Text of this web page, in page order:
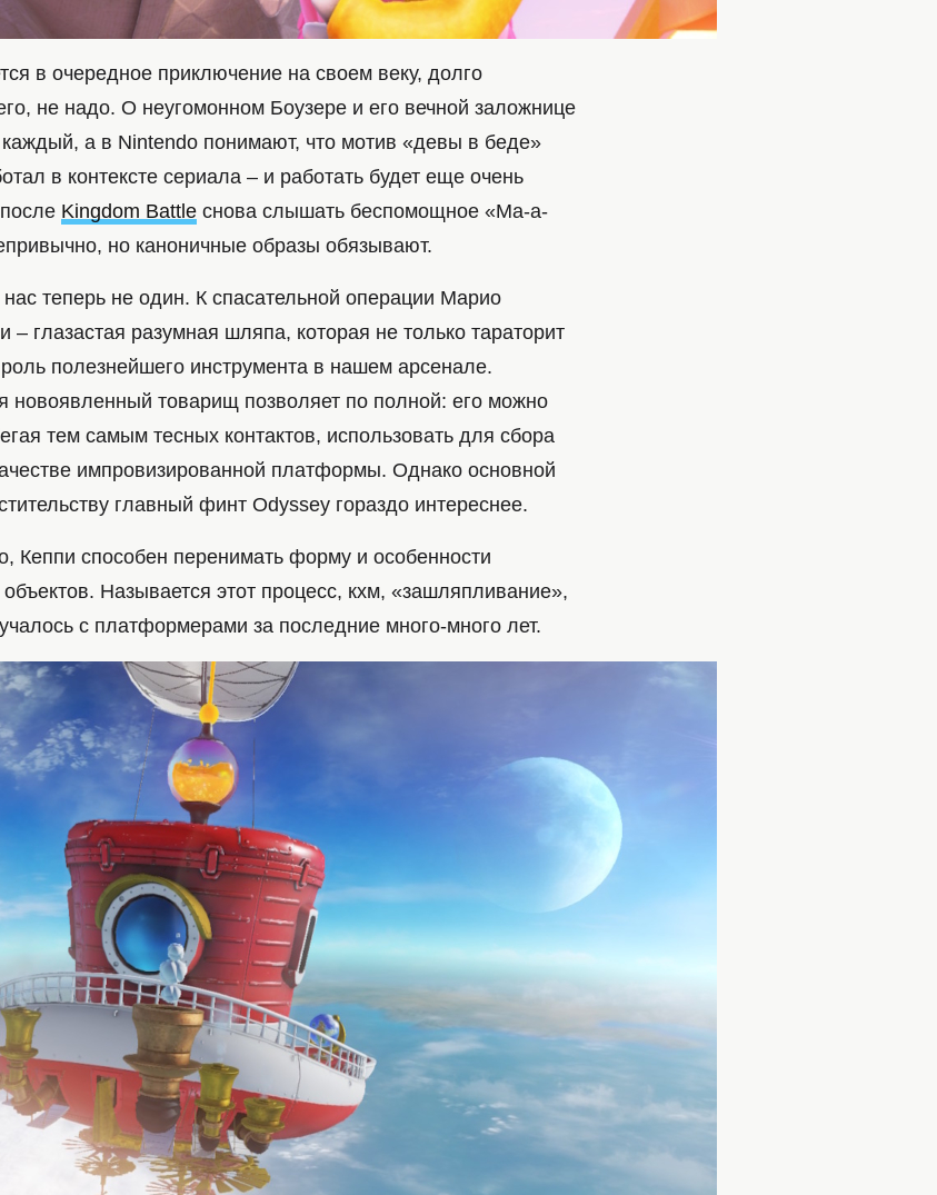
в очередное приключение на своем веку, долго
не надо. О неугомонном Боузере и его вечной заложнице
а в Nintendo понимают, что мотив «девы в беде»
в контексте сериала – и работать будет еще очень
Kingdom Battle снова слышать беспомощное «Ма-а-
но каноничные образы обязывают.
теперь не один. К спасательной операции Марио
– глазастая разумная шляпа, которая не только тараторит
полезнейшего инструмента в нашем арсенале.
новоявленный товарищ позволяет по полной: его можно
тем самым тесных контактов, использовать для сбора
импровизированной платформы. Однако основной
главный финт Odyssey гораздо интереснее.
Кеппи способен перенимать форму и особенности
Называется этот процесс, кхм, «зашляпливание»,
с платформерами за последние много-много лет.